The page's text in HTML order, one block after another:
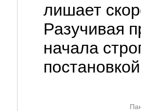
лишает
Разучивая
начала